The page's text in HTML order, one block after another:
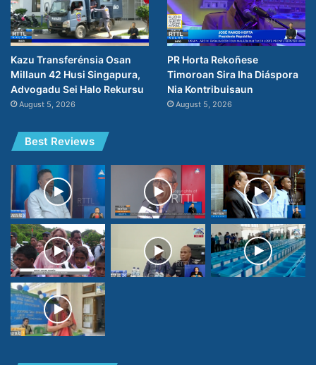
Kazu Transferénsia Osan
Millaun 42 Husi Singapura,
Advogadu Sei Halo Rekursu
August 5, 2026
PR Horta Rekoñese
Timoroan Sira Iha Diáspora
Nia Kontribuisaun
August 5, 2026
Best Reviews